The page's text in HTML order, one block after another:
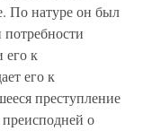
По натуре он был
его к
его к
преступление
о